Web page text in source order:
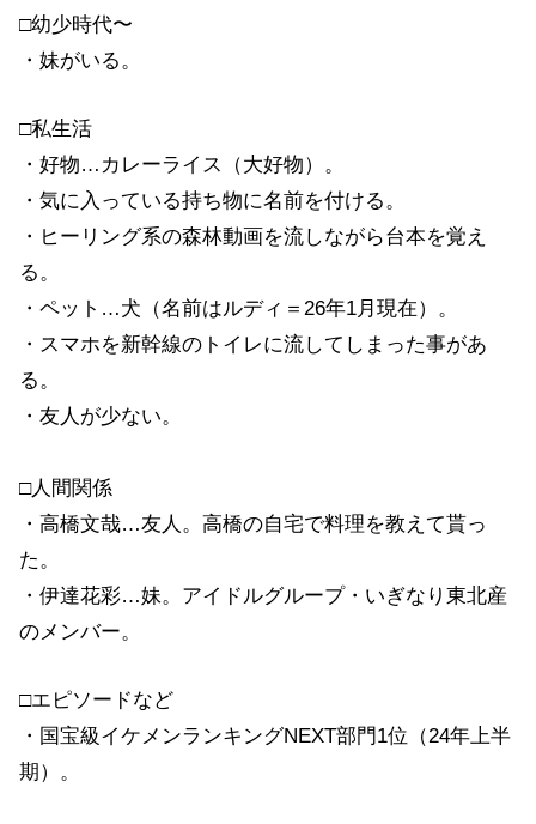
□幼少時代〜
・妹がいる。
□私生活
・好物…カレーライス（大好物）。
・気に入っている持ち物に名前を付ける。
・ヒーリング系の森林動画を流しながら台本を覚え
る。
・ペット…犬（名前はルディ＝26年1月現在）。
・スマホを新幹線のトイレに流してしまった事があ
る。
・友人が少ない。
□人間関係
・高橋文哉…友人。高橋の自宅で料理を教えて貰っ
た。
・伊達花彩…妹。アイドルグループ・いぎなり東北産
のメンバー。
□エピソードなど
・国宝級イケメンランキングNEXT部門1位（24年上半
期）。